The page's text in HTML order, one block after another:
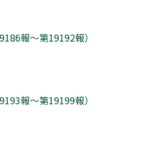
報～第19192報）
報～第19199報）